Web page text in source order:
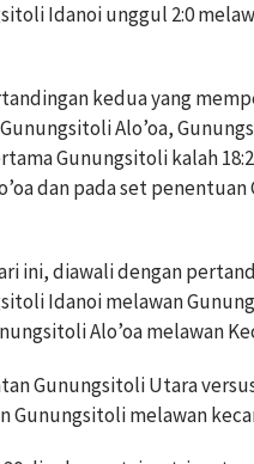
Idanoi unggul 2:0
kedua yang
Alo’oa,
Gunungsitoli kalah
dan pada set
ini, diawali dengan
Idanoi melawan
Alo’oa melawan
Gunungsitoli Utara
Gunungsitoli melawan